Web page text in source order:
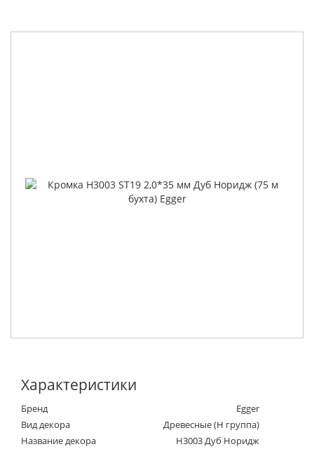
Характеристики
Бренд
Egger
Вид декора
Древесные (Н группа)
Название декора
H3003 Дуб Норидж